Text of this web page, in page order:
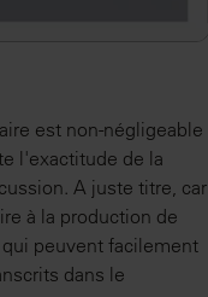
est non-négligeable
l'exactitude de la
A juste titre, car
à la production de
peuvent facilement
dans le